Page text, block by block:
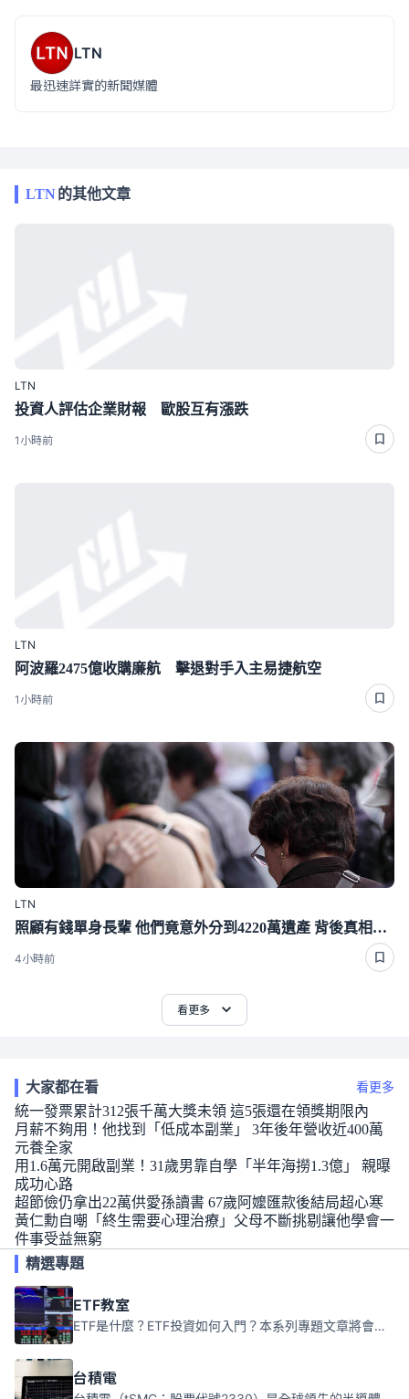
LTN
最迅速詳實的新聞媒體
LTN的其他文章
LTN
投資人評估企業財報 歐股互有漲跌
1小時前
LTN
阿波羅2475億收購廉航 擊退對手入主易捷航空
1小時前
LTN
照顧有錢單身長輩 他們竟意外分到4220萬遺產 背後真相曝光了
4小時前
看更多
大家都在看 看更多
統一發票累計312張千萬大獎未領 這5張還在領獎期限內
月薪不夠用！他找到「低成本副業」 3年後年營收近400萬
元養全家
用1.6萬元開啟副業！31歲男靠自學「半年海撈1.3億」 親曝
成功心路
超節儉仍拿出22萬供愛孫讀書 67歲阿嬤匯款後結局超心寒
黃仁勳自嘲「終生需要心理治療」父母不斷挑剔讓他學會一
件事受益無窮
精選專題
ETF教室
ETF是什麼？ETF投資如何入門？本系列專題文章將會告訴你新手必須知道的ETF基礎知識。
台積電